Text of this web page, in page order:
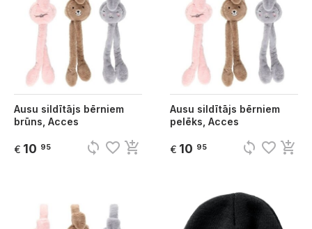
Ausu sildītājs bērniem
brūns, Acces
€ 10 95 sync favorite_border add_shopping_cart
Ausu sildītājs bērniem
pelēks, Acces
€ 10 95 sync favorite_border add_shopping_cart